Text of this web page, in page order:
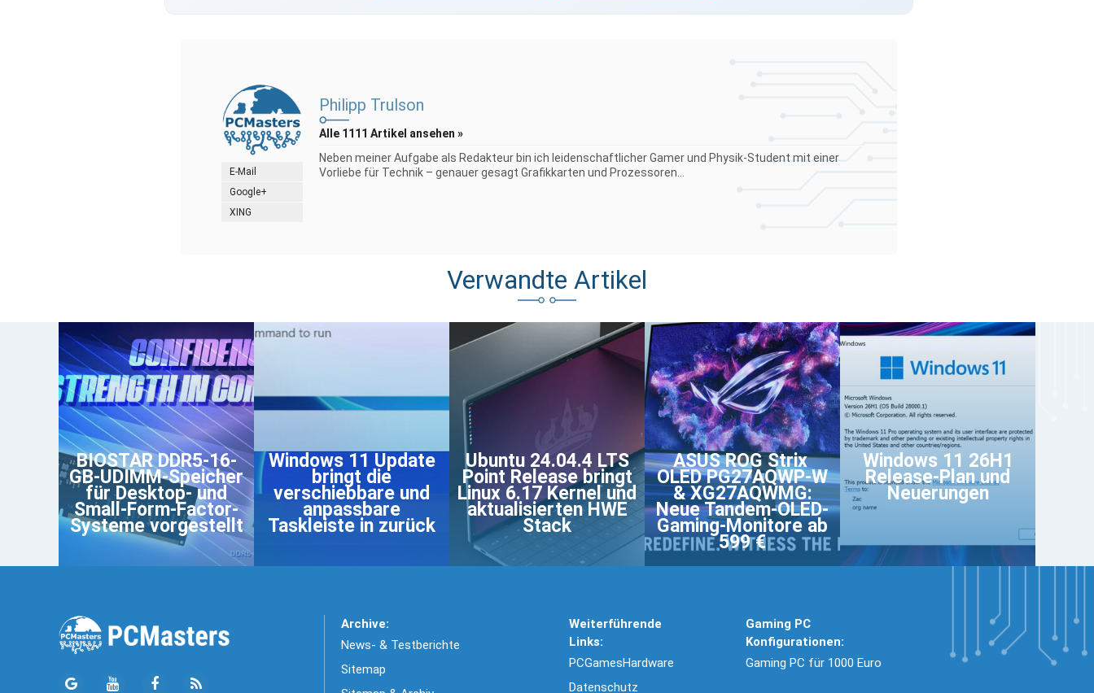
E-Mail
Google+
XING
Philipp Trulson
Alle 1111 Artikel ansehen »
Neben meiner Aufgabe als Redakteur bin ich leidenschaftlicher Gamer und Physik-Student mit einer
Vorliebe für Technik – genauer gesagt Grafikkarten und Prozessoren...
Verwandte Artikel
BIOSTAR DDR5-16-
GB-UDIMM-Speicher
für Desktop- und
Small-Form-Factor-
Systeme vorgestellt
Windows 11 Update
bringt die
verschiebbare und
anpassbare
Taskleiste in zurück
Ubuntu 24.04.4 LTS
Point Release bringt
Linux 6.17 Kernel und
aktualisierten HWE
Stack
ASUS ROG Strix
OLED PG27AQWP-W
& XG27AQWMG:
Neue Tandem-OLED-
Gaming-Monitore ab
599 €
Windows 11 26H1
Release-Plan und
Neuerungen
Archive:
News- & Testberichte
Sitemap
Weiterführende
Links:
PCGamesHardware
Datenschutz
Gaming PC
Konfigurationen:
Gaming PC für 1000 Euro